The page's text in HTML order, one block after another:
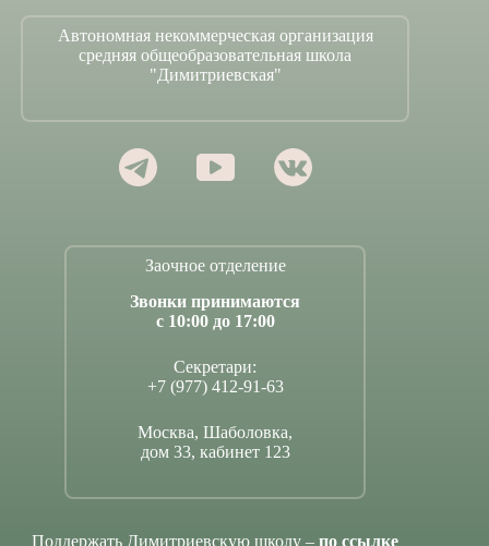
Автономная некоммерческая организация
средняя общеобразовательная школа
"Димитриевская"
Заочное отделение
Звонки принимаются
с 10:00 до 17:00
Секретари:
+7 (977) 412-91-63
Москва, Шаболовка,
дом 33, кабинет 123
Поддержать Димитриевскую школу –по ссылке